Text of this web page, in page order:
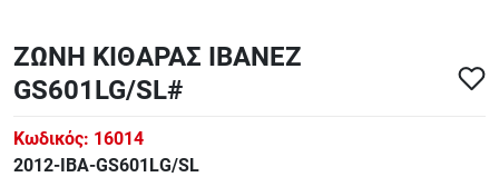
ΖΩΝΗ ΚΙΘΑΡΑΣ IBANEZ
GS601LG/SL#
Κωδικός: 16014
2012-IBA-GS601LG/SL
ΤΕΤΡΑΔΙΑ-DVD-CD